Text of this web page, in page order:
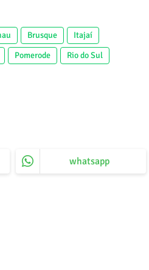
Brusque
Itajaí
Pomerode
Rio do Sul
whatsapp